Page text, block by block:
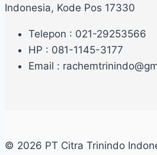
Indonesia, Kode Pos 17330
Telepon : 021-29253566
HP : 081-1145-3177
Email :
© 2026 PT Citra Trinindo